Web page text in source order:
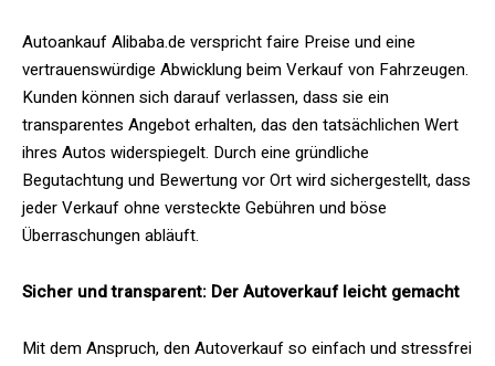
Autoankauf Alibaba.de verspricht faire Preise und eine
vertrauenswürdige Abwicklung beim Verkauf von Fahrzeugen.
Kunden können sich darauf verlassen, dass sie ein
transparentes Angebot erhalten, das den tatsächlichen Wert
ihres Autos widerspiegelt. Durch eine gründliche
Begutachtung und Bewertung vor Ort wird sichergestellt, dass
jeder Verkauf ohne versteckte Gebühren und böse
Überraschungen abläuft.
Sicher und transparent: Der Autoverkauf leicht gemacht
Mit dem Anspruch, den Autoverkauf so einfach und stressfrei